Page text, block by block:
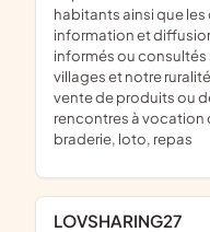
habitants ainsi que
information et
informés ou
villages et notre
vente de produits ou
rencontres à vocation
braderie, loto, repas
LOVSHARING27